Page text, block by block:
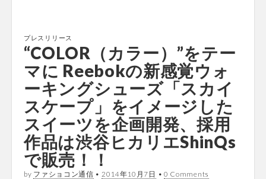
プレスリリース
“COLOR（カラー）”をテー
マに Reebokの新感覚ウォ
ーキングシューズ「スカイ
スケープ」をイメージした
スイーツを企画開発、採用
作品は渋谷ヒカリエShinQs
で販売！！
by ファショコン通信 • 2014年10月7日 • 0 Comments